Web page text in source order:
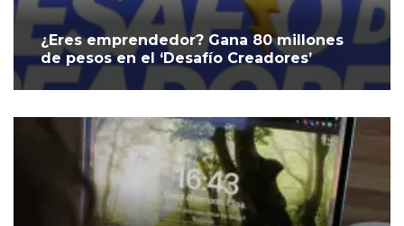
¿Eres emprendedor? Gana 80 millones
de pesos en el ‘Desafío Creadores’